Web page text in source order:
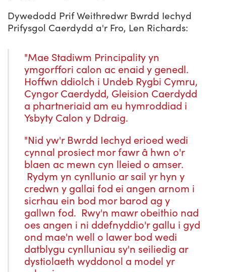
Dywedodd Prif Weithredwr Bwrdd Iechyd
Prifysgol Caerdydd a'r Fro, Len Richards:
"Mae Stadiwm Principality yn
ymgorffori calon ac enaid y genedl.
Hoffwn ddiolch i Undeb Rygbi Cymru,
Cyngor Caerdydd, Gleision Caerdydd
a phartneriaid am eu hymroddiad i
Ysbyty Calon y Ddraig.
"Nid yw'r Bwrdd Iechyd erioed wedi
cynnal prosiect mor fawr â hwn o'r
blaen ac mewn cyn lleied o amser.
Rydym yn cynllunio ar sail yr hyn y
credwn y gallai fod ei angen arnom i
sicrhau ein bod mor barod ag y
gallwn fod. Rwy'n mawr obeithio nad
oes angen i ni ddefnyddio'r gallu i gyd
ond mae'n well o lawer bod wedi
datblygu cynlluniau sy'n seiliedig ar
dystiolaeth wyddonol a model yr